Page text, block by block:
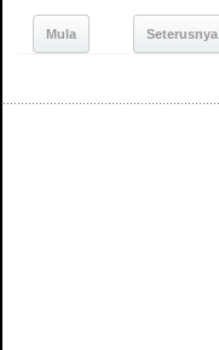
Mula Seterusnya